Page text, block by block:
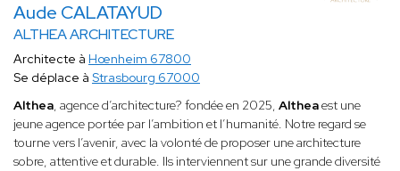
Aude CALATAYUD
ALTHEA ARCHITECTURE
Architecte à Hœnheim 67800
Se déplace à Strasbourg 67000
Althea, agence d’architecture? fondée en 2025, Altheaest une
jeune agence portée par l’ambition et l’humanité. Notre regard se
tourne vers l’avenir, avec la volonté de proposer une architecture
sobre, attentive et durable. Ils interviennent sur une grande diversité